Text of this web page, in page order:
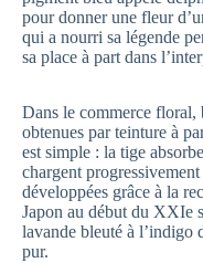
pour donner une fleur
qui a nourri sa légende
sa place à part dans
Dans le commerce floral,
obtenues par teinture à
est simple : la tige
chargent
développées grâce à la
Japon au début du XXIe
lavande bleuté à l’indigo
pur.